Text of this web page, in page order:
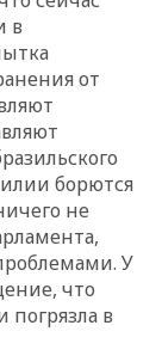
в
от
борются
не
У
что
погрязла в